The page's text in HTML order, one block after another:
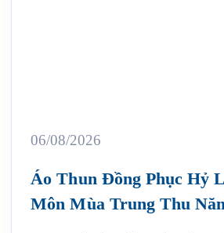
06/08/2026
Áo Thun Đồng Phục Hỷ
Môn Mùa Trung Thu